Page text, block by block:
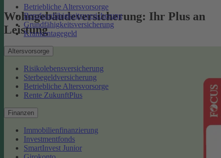
Betriebliche Altersvorsorge
Berufsunfähigkeitsversicherung
Grundfähigkeitsversicherung
Krankentagegeld
Altersvorsorge
Risikolebensversicherung
Sterbegeldversicherung
Betriebliche Altersvorsorge
Rente ZukunftPlus
Finanzen
Immobilienfinanzierung
Investmentfonds
SmartInvest Junior
Wohngebäudeversicherung: Ihr Plus an
Leistung